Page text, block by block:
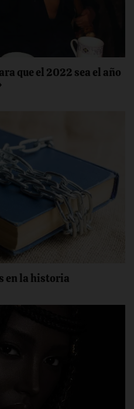
que el 2022 sea el año
en la historia